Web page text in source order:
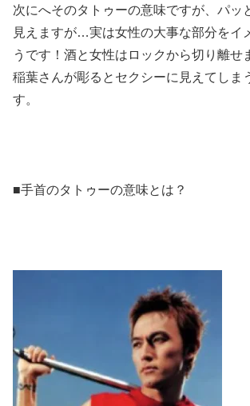
次にへそのタトゥーの意味ですが、パッ
見えますが…実は女性の大事な部分をイ
うです！酒と女性はロックから切り離せ
稲葉さんが彫るとセクシーに見えてしま
す。
■手首のタトゥーの意味とは？